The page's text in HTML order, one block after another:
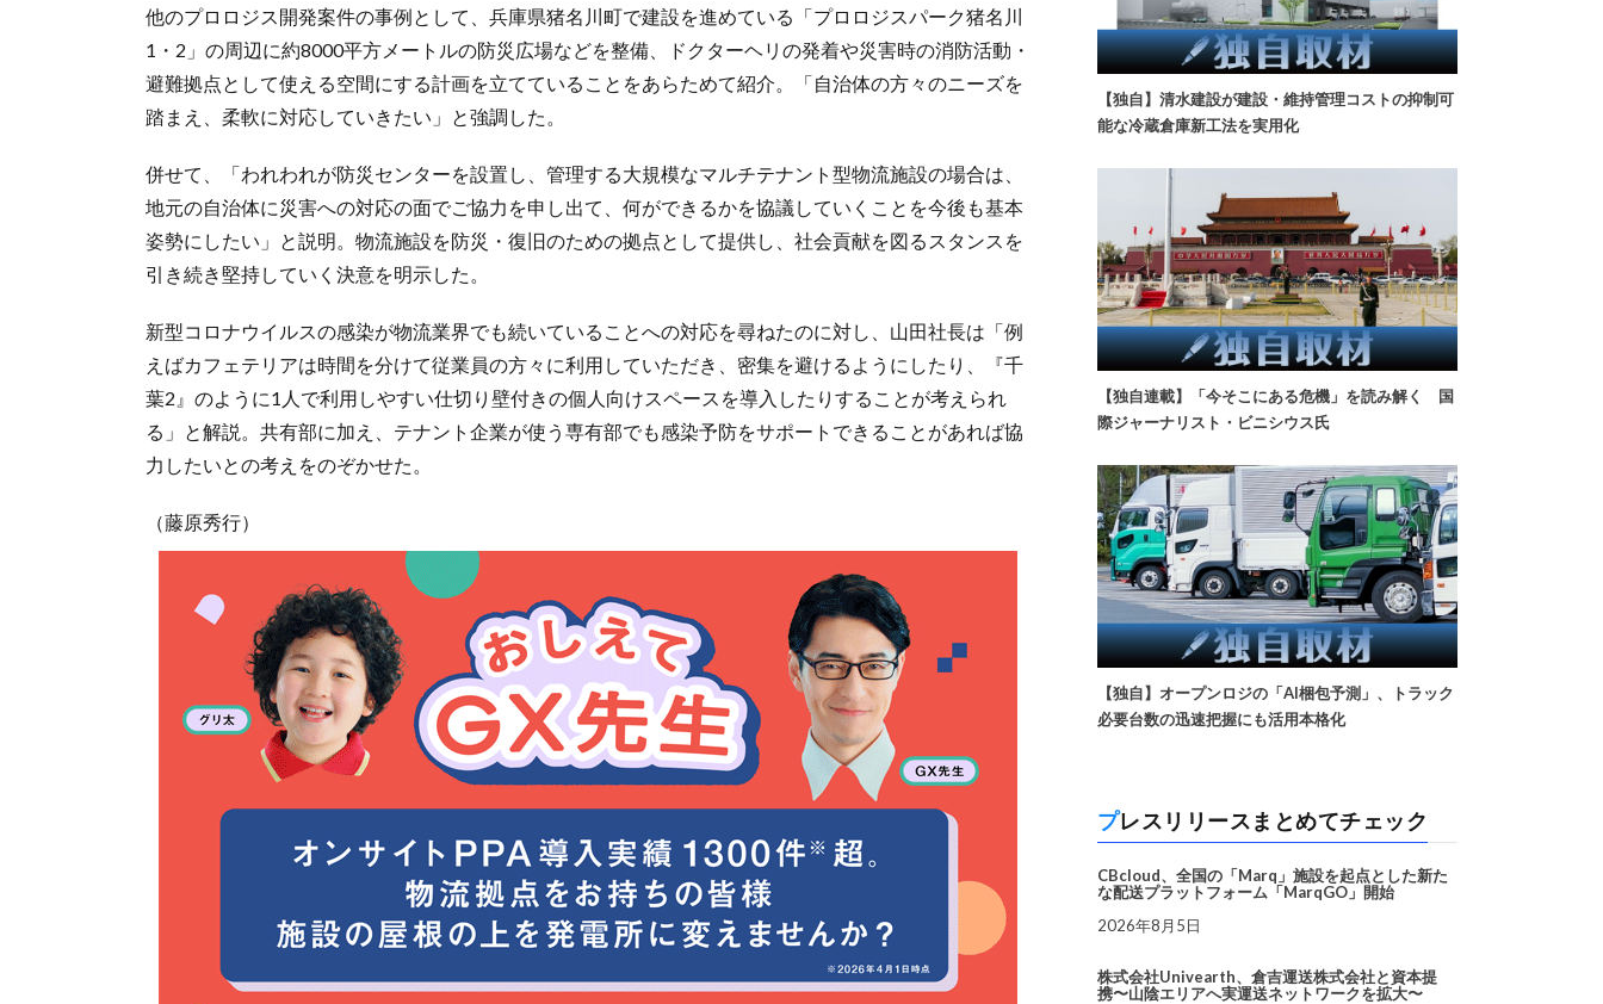
他のプロロジス開発案件の事例として、兵庫県猪名川町で建設を進めている「プロロジスパーク猪名川
1・2」の周辺に約8000平方メートルの防災広場などを整備、ドクターヘリの発着や災害時の消防活動・
避難拠点として使える空間にする計画を立てていることをあらためて紹介。「自治体の方々のニーズを
踏まえ、柔軟に対応していきたい」と強調した。
併せて、「われわれが防災センターを設置し、管理する大規模なマルチテナント型物流施設の場合は、
地元の自治体に災害への対応の面でご協力を申し出て、何ができるかを協議していくことを今後も基本
姿勢にしたい」と説明。物流施設を防災・復旧のための拠点として提供し、社会貢献を図るスタンスを
引き続き堅持していく決意を明示した。
新型コロナウイルスの感染が物流業界でも続いていることへの対応を尋ねたのに対し、山田社長は「例
えばカフェテリアは時間を分けて従業員の方々に利用していただき、密集を避けるようにしたり、『千
葉2』のように1人で利用しやすい仕切り壁付きの個人向けスペースを導入したりすることが考えられ
る」と解説。共有部に加え、テナント企業が使う専有部でも感染予防をサポートできることがあれば協
力したいとの考えをのぞかせた。
（藤原秀行）
【独自】清水建設が建設・維持管理コストの抑制可
能な冷蔵倉庫新工法を実用化
【独自連載】「今そこにある危機」を読み解く 国
際ジャーナリスト・ビニシウス氏
【独自】オープンロジの「AI梱包予測」、トラック
必要台数の迅速把握にも活用本格化
プレスリリースまとめてチェック
CBcloud、全国の「Marq」施設を起点とした新た
な配送プラットフォーム「MarqGO」開始
2026年8月5日
株式会社Univearth、倉吉運送株式会社と資本提
携〜山陰エリアへ実運送ネットワークを拡大〜